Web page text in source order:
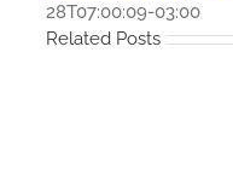
28T07:00:09-03:00
Related Posts